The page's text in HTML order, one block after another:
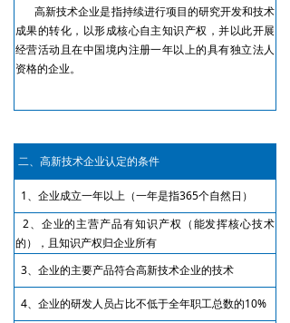
关于我们
高新技术企业是指持续进行项目的研究开发和技术
成果的转化，以形成核心自主知识产权，并以此开展
经营活动且在中国境内注册一年以上的具有独立法人
资格的企业。
二、高新技术企业认定的条件
1、企业成立一年以上（一年是指365个自然日）
2、企业的主营产品有知识产权（能发挥核心技术
的），且知识产权归企业所有
3、企业的主要产品符合高新技术企业的技术
4、企业的研发人员占比不低于全年职工总数的10%